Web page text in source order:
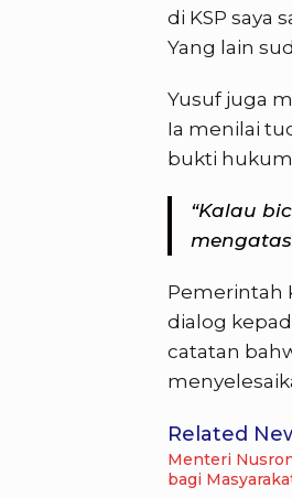
di KSP saya
Yang lain
Yusuf juga
Ia menilai
bukti hukum
“Kalau
Pemerintah
dialog
catatan
Related
Menteri
bagi